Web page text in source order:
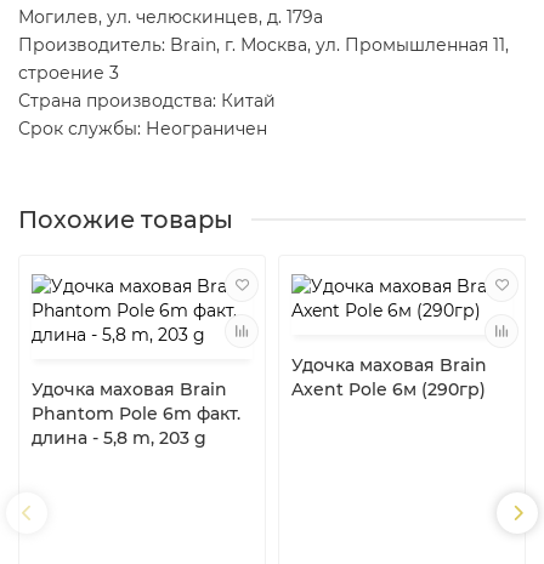
Могилев, ул. челюскинцев, д. 179а
Производитель: Brain, г. Москва, ул. Промышленная 11,
строение 3
Страна производства: Китай
Срок службы: Неограничен
Похожие товары
Удочка маховая Brain
Phantom Pole 6m факт.
длина - 5,8 m, 203 g
Удочка маховая Brain
Axent Pole 6м (290гр)